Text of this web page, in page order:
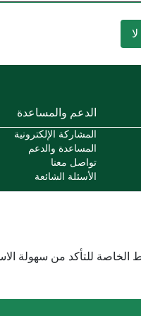
الخاصة للتأكد من سهولة
لا
الدعم والمساعدة
المشاركة الإلكترونية
المساعدة والدعم
تواصل معنا
الأسئلة الشائعة